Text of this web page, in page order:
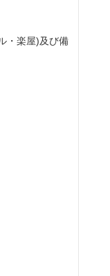
・楽屋)及び備